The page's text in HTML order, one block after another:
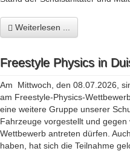
Weiterlesen ...
Freestyle Physics in
Am Mittwoch, den 08.07.2026,
am Freestyle-Physics-
eine weitere Gruppe unserer
Fahrzeuge vorgestellt und gegen
Wettbewerb antreten dürfen.
haben, hat sich die Teilnahme